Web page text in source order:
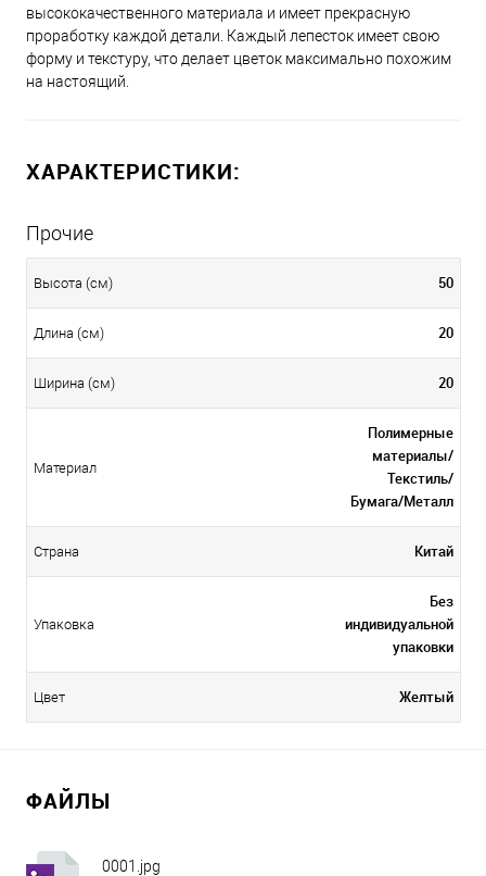
высококачественного материала и имеет прекрасную
проработку каждой детали. Каждый лепесток имеет свою
форму и текстуру, что делает цветок максимально похожим
на настоящий.
ХАРАКТЕРИСТИКИ:
Прочие
Высота (см) 50
Длина (см) 20
Ширина (см) 20
Материал
Полимерные
материалы/
Текстиль/
Бумага/Металл
Страна Китай
Упаковка
Без
индивидуальной
упаковки
Цвет Желтый
ФАЙЛЫ
0001.jpg